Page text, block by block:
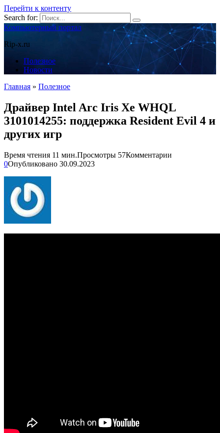
Перейти к контенту
Search for:
Компьютерный портал
Rip-x.ru
Полезное
Новости
Главная » Полезное
Драйвер Intel Arc Iris Xe WHQL
3101014255: поддержка Resident Evil 4 и
других игр
Время чтения 11 мин.Просмотры 57Комментарии
0Опубликовано 30.09.2023